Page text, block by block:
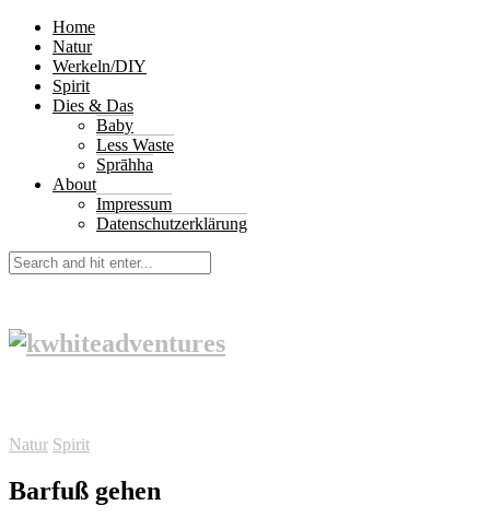
Home
Natur
Werkeln/DIY
Spirit
Dies & Das
Baby
Less Waste
Sprāhha
About
Impressum
Datenschutzerklärung
Natur Spirit
Barfuß gehen